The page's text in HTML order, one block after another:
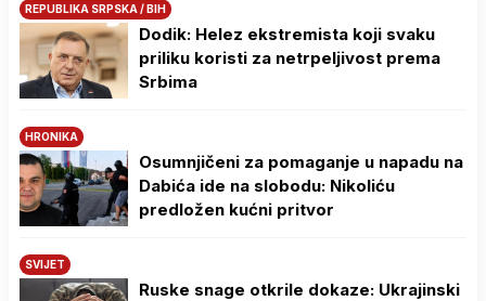
REPUBLIKA SRPSKA / BIH
Dodik: Helez ekstremista koji svaku
priliku koristi za netrpeljivost prema
Srbima
HRONIKA
Osumnjičeni za pomaganje u napadu na
Dabića ide na slobodu: Nikoliću
predložen kućni pritvor
SVIJET
Ruske snage otkrile dokaze: Ukrajinski